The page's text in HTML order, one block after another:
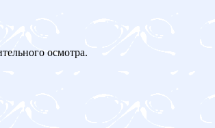
осмотра.